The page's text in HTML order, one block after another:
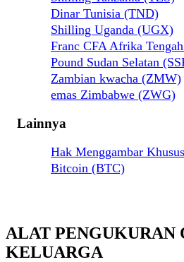
Dinar Tunisia (TND)
Shilling Uganda (UGX)
Franc CFA Afrika
Pound Sudan Selatan
Zambian kwacha (ZMW)
emas Zimbabwe (ZWG)
Lainnya
Hak Menggambar
Bitcoin (BTC)
ALAT PENGUKURAN
KELUARGA